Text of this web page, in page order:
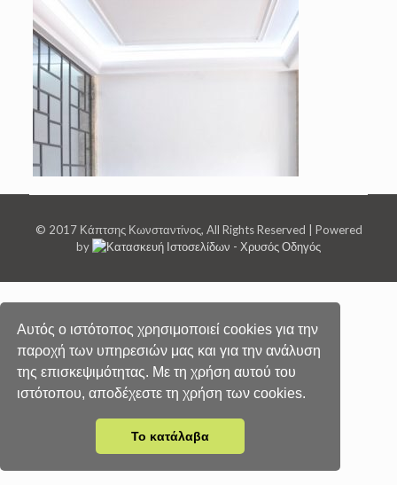
Αυτός ο ιστότοπος χρησιμοποιεί cookies για την
παροχή των υπηρεσιών μας και για την ανάλυση
της επισκεψιμότητας. Με τη χρήση αυτού του
ιστότοπου, αποδέχεστε τη χρήση των cookies.
Το κατάλαβα
© 2017 Κάπτσης Κωνσταντίνος, All Rights Reserved | Powered
by